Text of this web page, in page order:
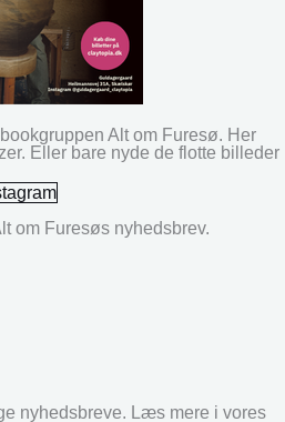
Alt om Furesø. Her
Eller bare nyde de flotte billeder
om Furesøs nyhedsbrev.
nyhedsbreve. Læs mere i vores